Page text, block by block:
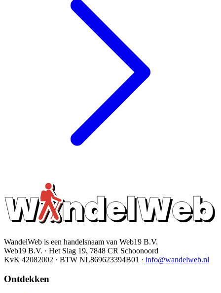
WandelWeb is een handelsnaam van Web19 B.V.
Web19 B.V. · Het Slag 19, 7848 CR Schoonoord
KvK 42082002 · BTW NL869623394B01 · info@wandelweb.nl
Ontdekken